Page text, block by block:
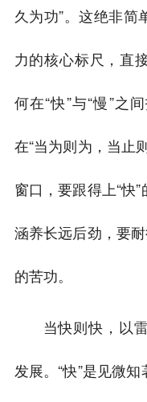
久为功”。这绝非简
力的核心标尺，直
何在“快”与“慢”之
在“当为则为，当止
窗口，要跟得上“快
涵养长远后劲，要
的苦功。
当快则快，以
发展。“快”是见微